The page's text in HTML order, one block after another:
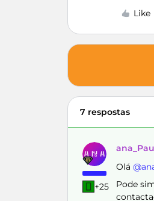
Like
7 respostas
+25
Olá ​
Pode